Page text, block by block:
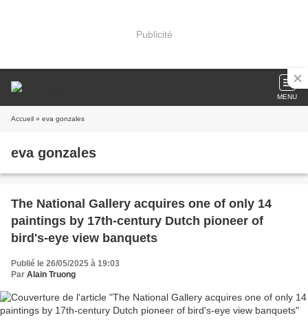
Publicité
MENU
Accueil » eva gonzales
eva gonzales
The National Gallery acquires one of only 14
paintings by 17th-century Dutch pioneer of
bird's-eye view banquets
Publié le 26/05/2025 à 19:03
Par Alain Truong